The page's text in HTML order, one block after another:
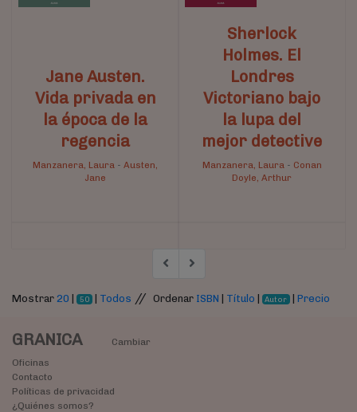
Jane Austen.
Vida privada en
la época de la
regencia
Manzanera, Laura - Austen,
Jane
Sherlock
Holmes. El
Londres
Victoriano bajo
la lupa del
mejor detective
Manzanera, Laura- Conan
Doyle, Arthur
Mostrar 20 50 | Todos // Ordenar ISBN Título Autor |Precio
GRANICA
Cambiar
Oficinas
Contacto
Políticas de privacidad
¿Quiénes somos?